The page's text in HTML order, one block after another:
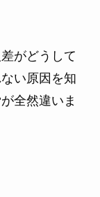
がどうして
い原因を知
全然違いま